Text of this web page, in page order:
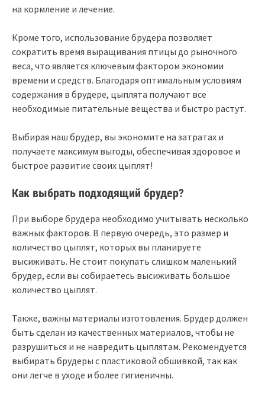
на кормление и лечение.
Кроме того, использование брудера позволяет
сократить время выращивания птицы до рыночного
веса, что является ключевым фактором экономии
времени и средств. Благодаря оптимальным условиям
содержания в брудере, цыплята получают все
необходимые питательные вещества и быстро растут.
Выбирая наш брудер, вы экономите на затратах и
получаете максимум выгоды, обеспечивая здоровое и
быстрое развитие своих цыплят!
Как выбрать подходящий брудер?
При выборе брудера необходимо учитывать несколько
важных факторов. В первую очередь, это размер и
количество цыплят, которых вы планируете
высиживать. Не стоит покупать слишком маленький
брудер, если вы собираетесь высиживать большое
количество цыплят.
Также, важны материалы изготовления. Брудер должен
быть сделан из качественных материалов, чтобы не
разрушиться и не навредить цыплятам. Рекомендуется
выбирать брудеры с пластиковой обшивкой, так как
они легче в уходе и более гигиеничны.